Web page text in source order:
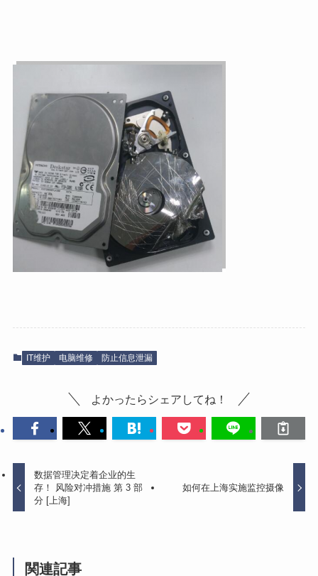
IT维护 电脑维修 防止信息泄漏
よかったらシェアしてね！
数据管理决定着企业的生
存！ 风险对冲措施 第 3 部
分 [上海]
如何在上海实施监控摄像
関連記事